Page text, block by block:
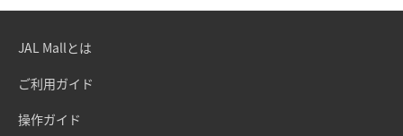
JAL Mallとは
ご利用ガイド
操作ガイド